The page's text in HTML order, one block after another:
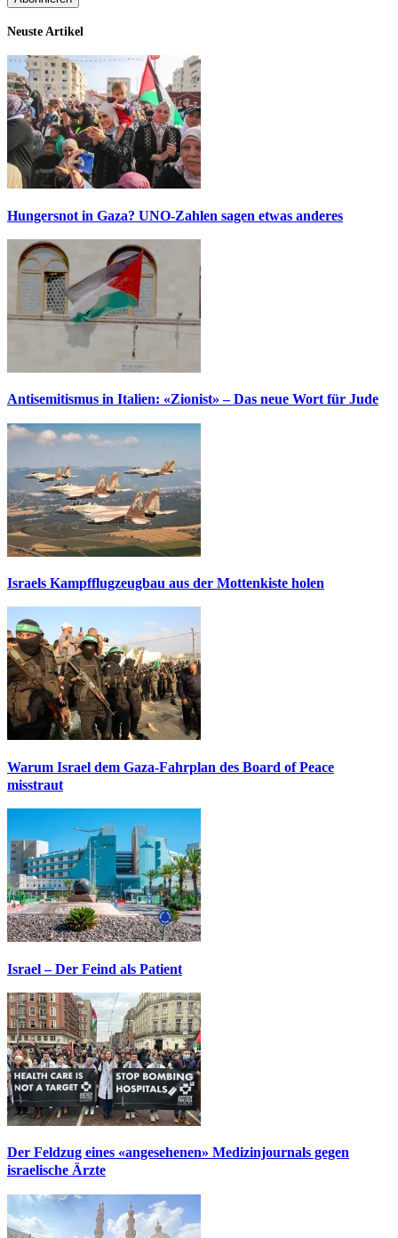
Neuste Artikel
Hungersnot in Gaza? UNO-Zahlen sagen etwas anderes
Antisemitismus in Italien: «Zionist» – Das neue Wort für Jude
Israels Kampfflugzeugbau aus der Mottenkiste holen
Warum Israel dem Gaza-Fahrplan des Board of Peace
misstraut
Israel – Der Feind als Patient
Der Feldzug eines «angesehenen» Medizinjournals gegen
israelische Ärzte